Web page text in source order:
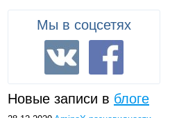
Мы в соцсетях
Новые записи в блоге